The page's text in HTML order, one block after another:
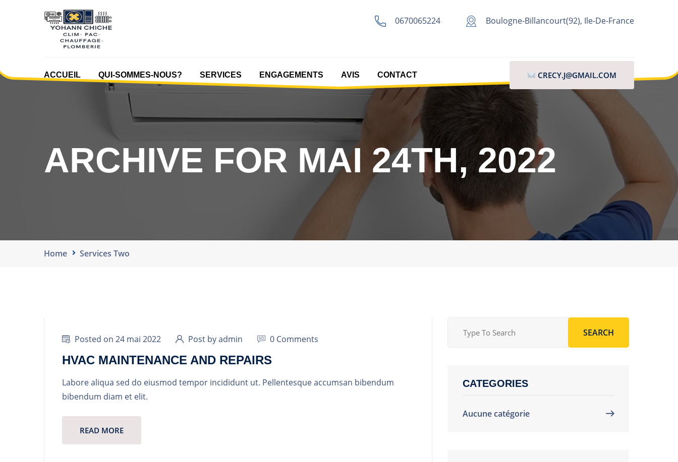
0670065224 Boulogne-Billancourt(92), Ile-De-France
ACCUEIL QUI-SOMMES-NOUS? SERVICES ENGAGEMENTS AVIS CONTACT CRECY.J@GMAIL.COM
ARCHIVE FOR MAI 24TH, 2022
Home Services Two
Posted on 24 mai 2022 Post by admin 0 Comments
HVAC MAINTENANCE AND REPAIRS
Labore aliqua sed do eiusmod tempor incididunt ut. Pellentesque accumsan bibendum
bibendum diam et elit.
READ MORE
SEARCH
CATEGORIES
Aucune catégorie